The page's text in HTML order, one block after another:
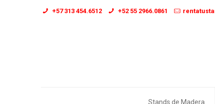
+57 313 454.6512 +52 55 2966.0861
Stands de Madera